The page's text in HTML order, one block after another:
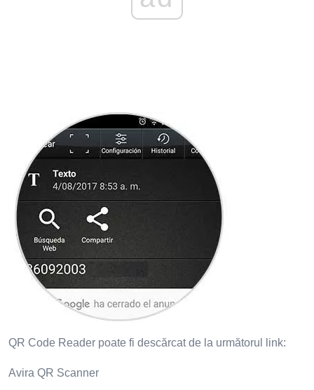
QR Code Reader poate fi descărcat de la următorul link:
Avira QR Scanner